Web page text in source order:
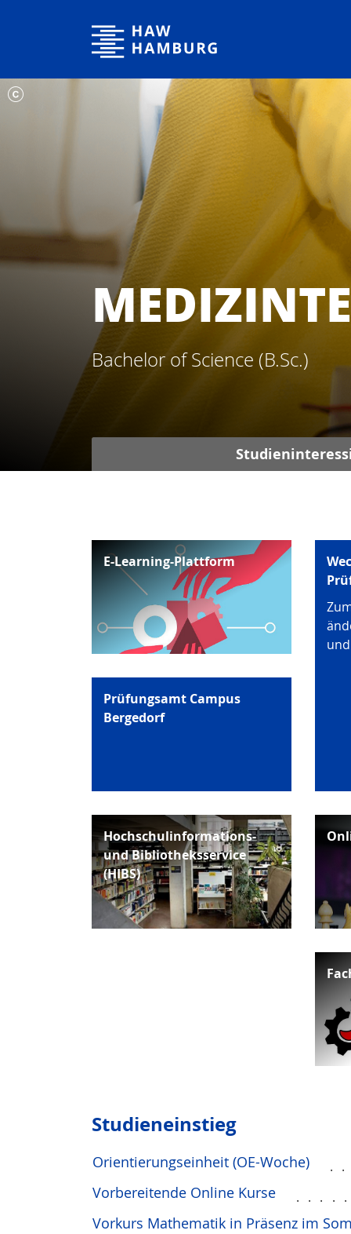
Hochschule für Angewandte Wissenschaften Hamburg
Bachelor of Science (B.Sc.)
E-Learning-Plattform
Prüfungsamt Campus
Bergedorf
Hochschulinformations-
und Bibliotheksservice
(HIBS)
Studieneinstieg
Orientierungseinheit (OE-Woche)
Vorbereitende Online Kurse
Vorkurs Mathematik in Präsenz im